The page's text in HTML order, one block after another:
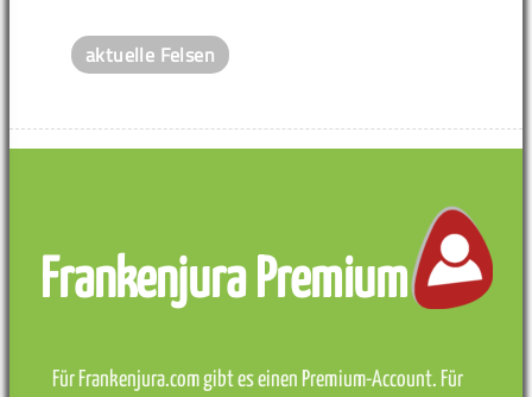
aktuelle Felsen
Frankenjura Premium
Für Frankenjura.com gibt es einen Premium-Account. Für